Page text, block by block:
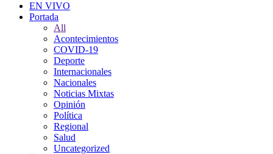
EN VIVO
Portada
All
Acontecimientos
COVID-19
Deporte
Internacionales
Nacionales
Noticias Mixtas
Opinión
Política
Regional
Salud
Uncategorized